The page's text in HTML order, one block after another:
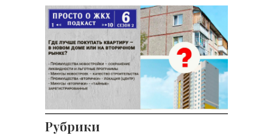
Где лучше покупать
квартиру – в новом доме
или на вторичном
рынке? Разбираемся
вместе.
Рубрики